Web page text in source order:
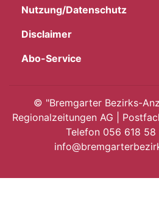
Nutzung/Datenschutz
Disclaimer
Abo-Service
© "Bremgarter Bezirks-
Regionalzeitungen AG |
Telefon 056 618 58